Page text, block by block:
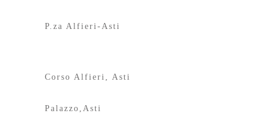
P.za Alfieri-Asti
Corso Alfieri, Asti
Palazzo,Asti